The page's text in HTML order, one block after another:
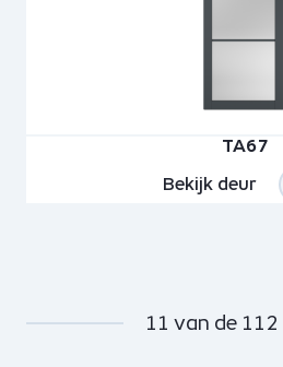
TA67
Bekijk deur
11 van de 112